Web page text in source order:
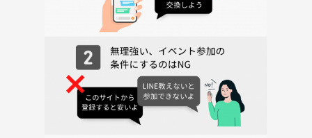
僕もサークル立ち上げ前は参加者側でした。
しかし、アムウ◯イやニュー◯キンなどのマルチの集まりが多く、せっ
かくイベントを通じて仲良くなれたのに「勧誘のためだったのか」と落
胆することも多々ありました。
"友達作りイベント"="怪しい団体"
そんな固定概念を覆すべく、
そして一人でも多く勧誘被害に遭う方を減らしたい、安心して友達を作
れる場所を自分が作りたいと考え立ち上げました！